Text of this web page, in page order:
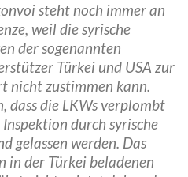
steht noch immer an
weil die syrische
der sogenannten
Türkei und USA zur
nicht zustimmen kann.
dass die LKWs verplombt
durch syrische
gelassen werden. Das
in der Türkei beladenen